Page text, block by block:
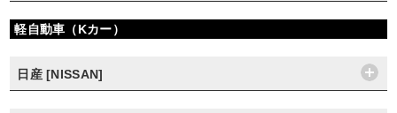
軽自動車（Kカー）
日産 [NISSAN]